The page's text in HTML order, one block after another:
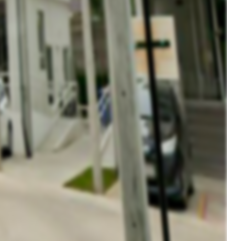
Sale@hlasset.co.th